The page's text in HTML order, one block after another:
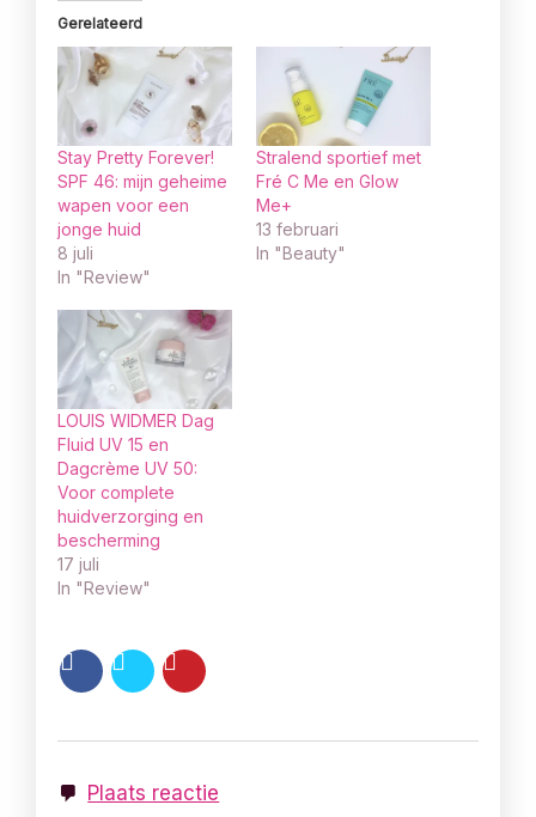
Gerelateerd
Stay Pretty Forever!
SPF 46: mijn geheime
wapen voor een
jonge huid
8 juli
In "Review"
Stralend sportief met
Fré C Me en Glow
Me+
13 februari
In "Beauty"
LOUIS WIDMER Dag
Fluid UV 15 en
Dagcrème UV 50:
Voor complete
huidverzorging en
bescherming
17 juli
In "Review"
Plaats reactie